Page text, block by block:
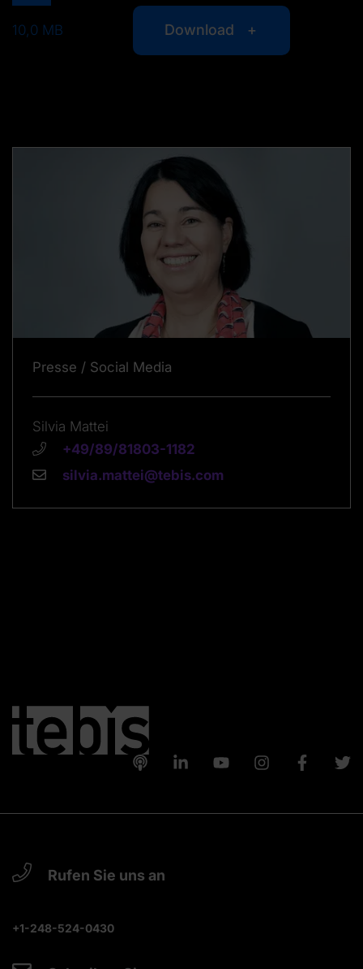
10,0 MB Download
Presse / Social Media
Silvia Mattei
+49/89/81803-1182
silvia.mattei@tebis.com
Rufen Sie uns an
+1-248-524-0430